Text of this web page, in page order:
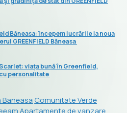
Băneasa: începem lucrările la noua
GREENFIELD Băneasa
viața bună în Greenfield,
personalitate
BaneasaComunitate Verde
Apartamente de vanzare